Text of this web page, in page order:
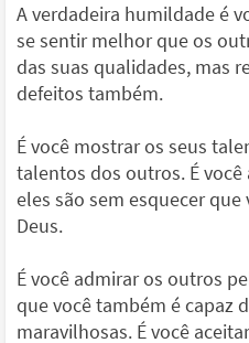
A verdadeira humildade é
se sentir melhor que os
das suas qualidades, mas
defeitos também.
É você mostrar os seus
talentos dos outros. É
eles são sem esquecer
Deus.
É você admirar os outros
que você também é capaz
maravilhosas. É você